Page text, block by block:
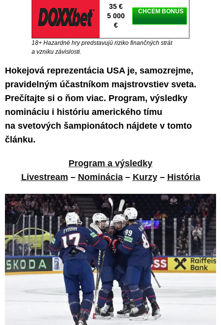
35 €
5 000
€
CHCEM BONUS
18+ Hazardné hry predstavujú riziko finančných strát
a vzniku závislosti.
Hokejová reprezentácia USA je, samozrejme,
pravidelným účastníkom majstrovstiev sveta.
Prečítajte si o ňom viac. Program, výsledky
nomináciu i históriu amerického tímu
na svetových šampionátoch nájdete v tomto
článku.
Program a výsledky
Livestream – Nominácia– Kurzy– História